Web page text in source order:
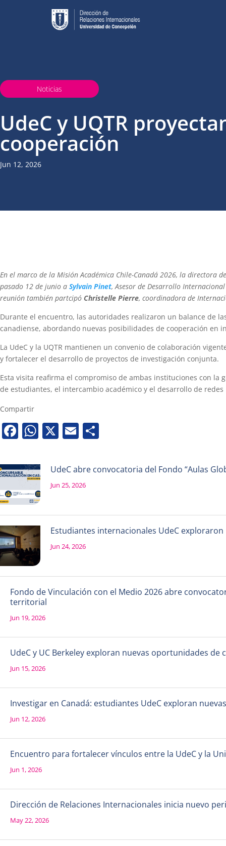
Noticias
UdeC y UQTR
cooperación
Jun 12, 2026
En el marco de la Misión Académica Chile-Canadá 2026, la directora
pasado 12 de junio a Sylvain Pinet, Asesor de Desarrollo
reunión también partcipó Christelle Pierre, coordinadora de
Durante el encuentro, las autoridades realizaron un balance de
canadiense, abordando nuevas posibilidades de cooperación en
La UdeC y la UQTR mantienen un convenio de colaboración
y fortalecer el desarrollo de proyectos de investigación conjunta.
Esta visita reafirma el compromiso de ambas instituciones con
de estudiantes, el intercambio académico y el desarrollo de
Compartir
Facebook
WhatsApp
X Email
UdeC abre convocatoria del Fondo “Aulas
Jun 25, 2026
Estudiantes internacionales UdeC
Jun 24, 2026
Fondo de Vinculación con el Medio 2026 abre
territorial
Jun 19, 2026
UdeC y UC Berkeley exploran nuevas oportunidades de
Jun 15, 2026
Investigar en Canadá: estudiantes UdeC exploran
Jun 12, 2026
Encuentro para fortalecer vínculos entre la UdeC y la
Jun 1, 2026
Dirección de Relaciones Internacionales inicia nuevo
May 22, 2026